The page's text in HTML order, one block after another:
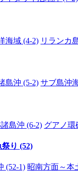
海域 (4-2) リランカ
島沖 (5-2) サブ島沖
島沖 (6-2) グアノ環
り (52)
(52-1) 昭南方面～本